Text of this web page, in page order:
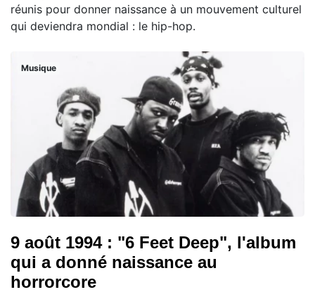
réunis pour donner naissance à un mouvement culturel
qui deviendra mondial : le hip-hop.
Musique
9 août 1994 : "6 Feet Deep", l'album
qui a donné naissance au
horrorcore